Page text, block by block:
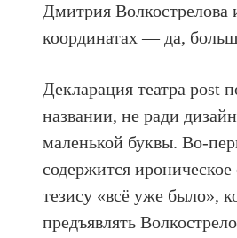
Дмитрия Волкострелова
координатах — да,
Декларация театра post
названии, не ради
маленькой буквы. Во-
содержится
тезису «всё уже было»,
предъявлять